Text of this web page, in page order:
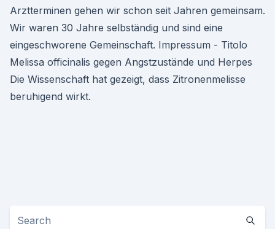
Arztterminen gehen wir schon seit Jahren gemeinsam.
Wir waren 30 Jahre selbständig und sind eine
eingeschworene Gemeinschaft. Impressum - Titolo
Melissa officinalis gegen Angstzustände und Herpes
Die Wissenschaft hat gezeigt, dass Zitronenmelisse
beruhigend wirkt.